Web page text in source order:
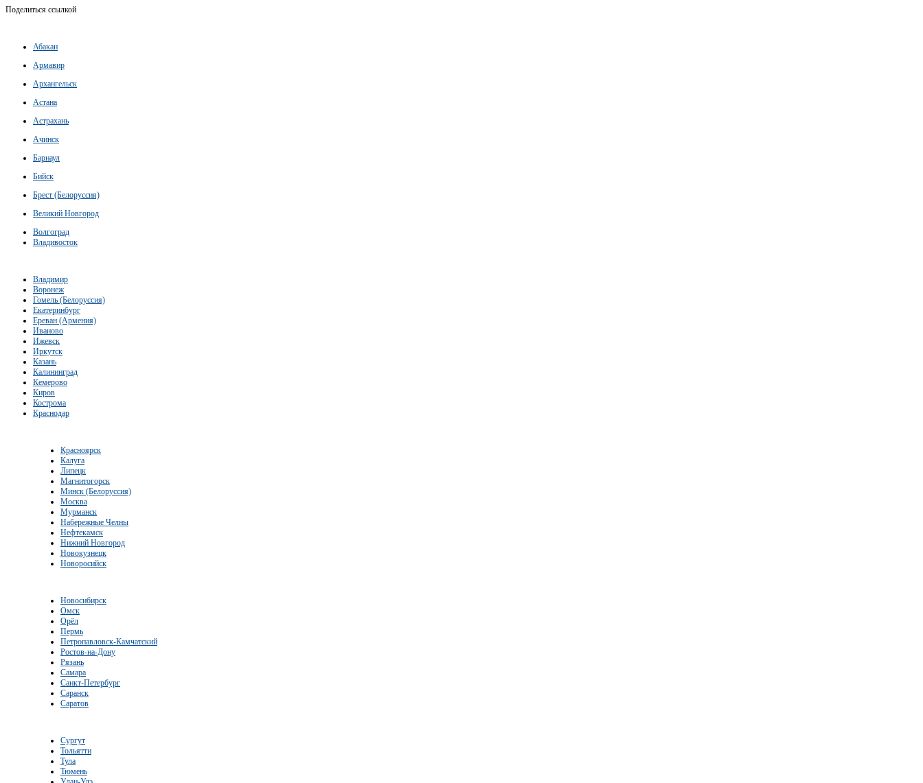
Поделиться ссылкой
Абакан
Армавир
Архангельск
Астана
Астрахань
Ачинск
Барнаул
Бийск
Брест (Белоруссия)
Великий Новгород
Волгоград
Владивосток
Владимир
Воронеж
Гомель (Белоруссия)
Екатеринбург
Ереван (Армения)
Иваново
Ижевск
Иркутск
Казань
Калининград
Кемерово
Киров
Кострома
Краснодар
Красноярск
Калуга
Липецк
Магнитогорск
Минск (Белоруссия)
Москва
Мурманск
Набережные Челны
Нефтекамск
Нижний Новгород
Новокузнецк
Новоросийск
Новосибирск
Омск
Орёл
Пермь
Петропавловск-Камчатский
Ростов-на-Дону
Рязань
Самара
Санкт-Петербург
Саранск
Саратов
Сургут
Тольятти
Тула
Тюмень